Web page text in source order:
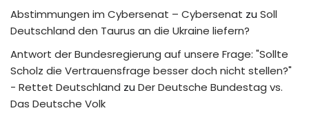
Abstimmungen im Cybersenat – Cybersenat zu Soll
Deutschland den Taurus an die Ukraine liefern?
Antwort der Bundesregierung auf unsere Frage: "Sollte
Scholz die Vertrauensfrage besser doch nicht stellen?"
- Rettet Deutschland zu Der Deutsche Bundestag vs.
Das Deutsche Volk